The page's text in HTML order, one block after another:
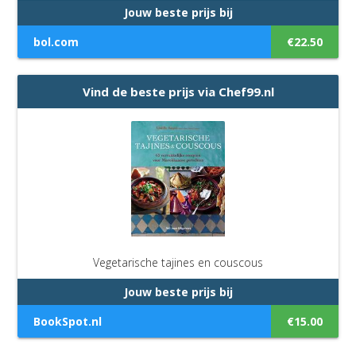
Jouw beste prijs bij
bol.com
€22.50
Vind de beste prijs via Chef99.nl
Vegetarische tajines en couscous
Jouw beste prijs bij
BookSpot.nl
€15.00